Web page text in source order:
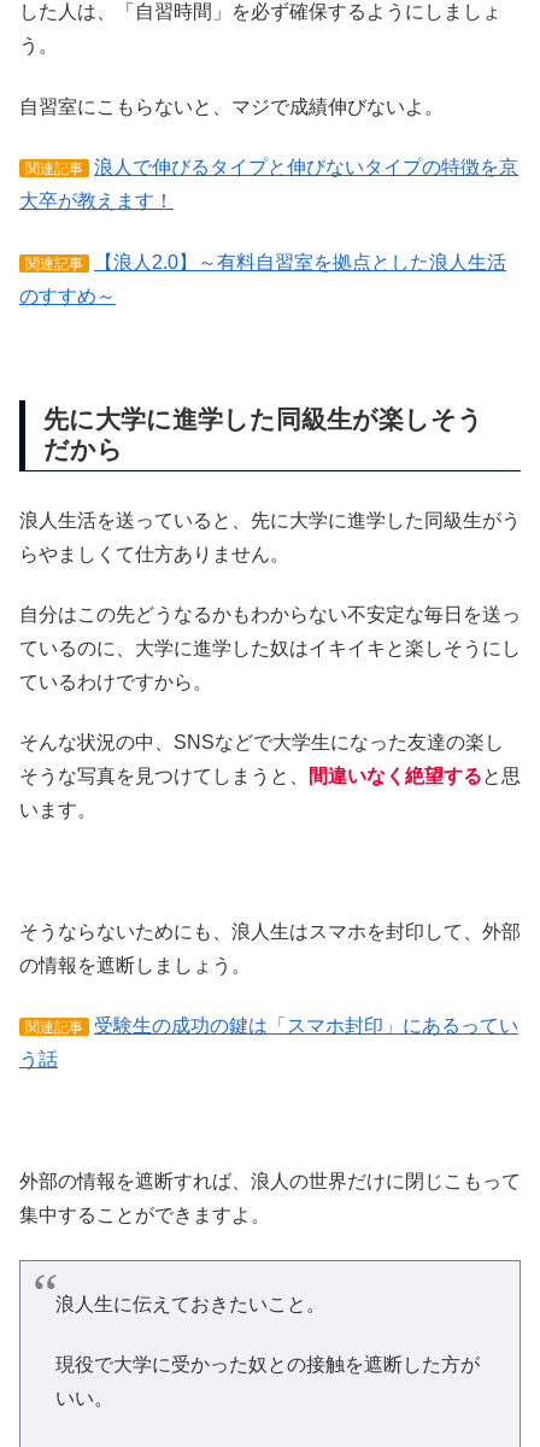
した人は、「自習時間」を必ず確保するようにしましょ
う。
自習室にこもらないと、マジで成績伸びないよ。
関連記事
浪人で伸びるタイプと伸びないタイプの特徴を京
大卒が教えます！
関連記事
【浪人2.0】～有料自習室を拠点とした浪人生活
のすすめ～
先に大学に進学した同級生が楽しそう
だから
浪人生活を送っていると、先に大学に進学した同級生がう
らやましくて仕方ありません。
自分はこの先どうなるかもわからない不安定な毎日を送っ
ているのに、大学に進学した奴はイキイキと楽しそうにし
ているわけですから。
そんな状況の中、SNSなどで大学生になった友達の楽し
そうな写真を見つけてしまうと、
間違いなく絶望すると思
います。
そうならないためにも、浪人生はスマホを封印して、外部
の情報を遮断しましょう。
関連記事
受験生の成功の鍵は「スマホ封印」にあるってい
う話
外部の情報を遮断すれば、浪人の世界だけに閉じこもって
集中することができますよ。
浪人生に伝えておきたいこと。
現役で大学に受かった奴との接触を遮断した方が
いい。